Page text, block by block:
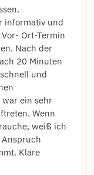
informativ und
Ort-Termin
Nach der
20 Minuten
und
ein sehr
Wenn
weiß ich
Klare